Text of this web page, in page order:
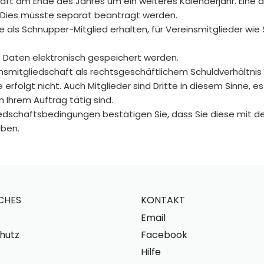
müsste separat beantragt werden.
als Schnupper-Mitglied erhalten, für Vereinsmitglieder
elektronisch gespeichert werden.
als rechtsgeschäftlichem Schuldverhältnis
nicht. Auch Mitglieder sind Dritte in diesem Sinne,
Ihrem Auftrag tätig sind.
bestätigen Sie, dass Sie diese mit
KONTAKT
Email
Facebook
Hilfe